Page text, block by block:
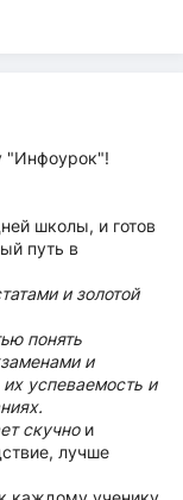
"Инфоурок"!
школы, и готов
путь в
и золотой
понять
и
успеваемость и
скучнои
лучше